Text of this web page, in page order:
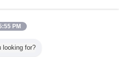
PM
looking for?